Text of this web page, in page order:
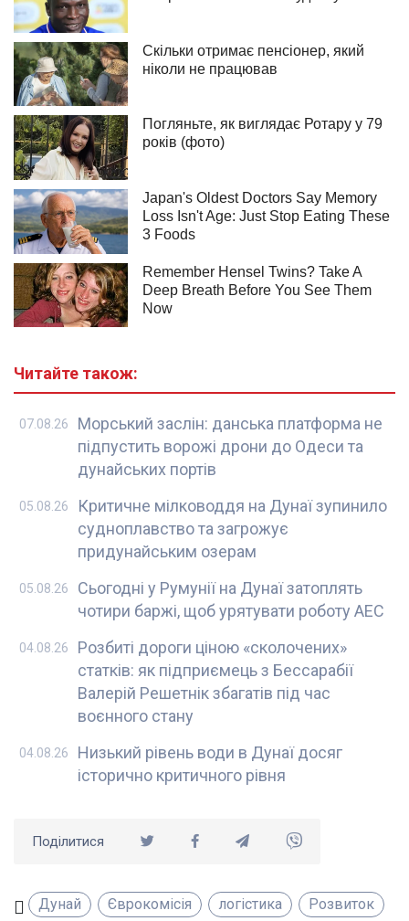
Читайте також:
Морський заслін: данська платформа не
підпустить ворожі дрони до Одеси та
дунайських портів
07.08.26
Критичне мілководдя на Дунаї зупинило
судноплавство та загрожує
придунайським озерам
05.08.26
Сьогодні у Румунії на Дунаї затоплять
чотири баржі, щоб урятувати роботу АЕС
05.08.26
Розбиті дороги ціною «сколочених»
статків: як підприємець з Бессарабії
Валерій Решетнік збагатів під час
воєнного стану
04.08.26
Низький рівень води в Дунаї досяг
історично критичного рівня
04.08.26
Поділитися
Дунай Єврокомісія логістика Розвиток